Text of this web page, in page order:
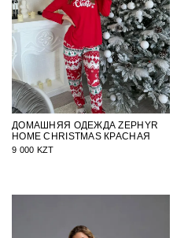
ДОМАШНЯЯ ОДЕЖДА ZEPHYR
HOME CHRISTMAS КРАСНАЯ
9 000 KZT